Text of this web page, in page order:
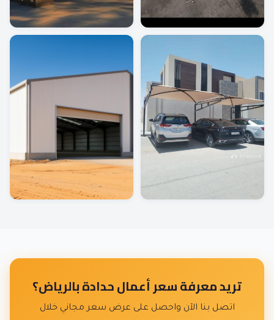
تريد معرفة سعرأعمال حدادةبالرياض؟
اتصل بنا الآن واحصل على عرض سعر مجاني خلال